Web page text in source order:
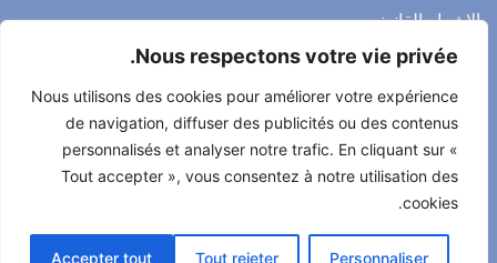
Nous respectons votre vie privée.
Nous utilisons des cookies pour améliorer votre expérience
de navigation, diffuser des publicités ou des contenus
personnalisés et analyser notre trafic. En cliquant sur «
Tout accepter », vous consentez à notre utilisation des
cookies.
Personnaliser
Tout rejeter
Accepter tout
الاشعار القانوني
شروط الاستخدام العامة
اتصل بنا
جميع الحقوق محفوظة لصحتي حياتي 2022
طور من طرفAlcomnet